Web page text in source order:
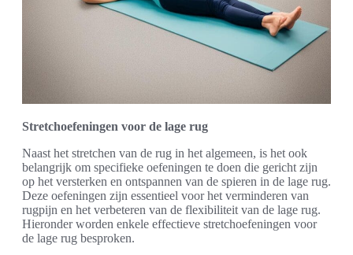
Stretchoefeningen voor de lage rug
Naast het stretchen van de rug in het algemeen, is het ook
belangrijk om specifieke oefeningen te doen die gericht zijn
op het versterken en ontspannen van de spieren in de lage rug.
Deze oefeningen zijn essentieel voor het verminderen van
rugpijn en het verbeteren van de flexibiliteit van de lage rug.
Hieronder worden enkele effectieve stretchoefeningen voor
de lage rug besproken.